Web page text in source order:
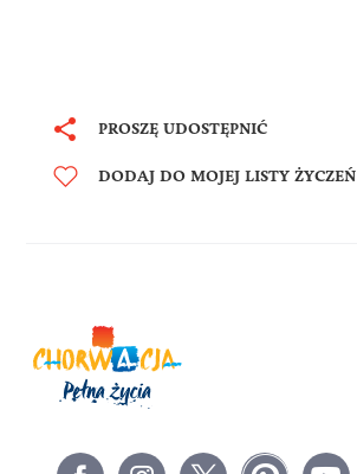
PROSZĘ UDOSTĘPNIĆ
DODAJ DO MOJEJ LISTY ŻYCZEŃ